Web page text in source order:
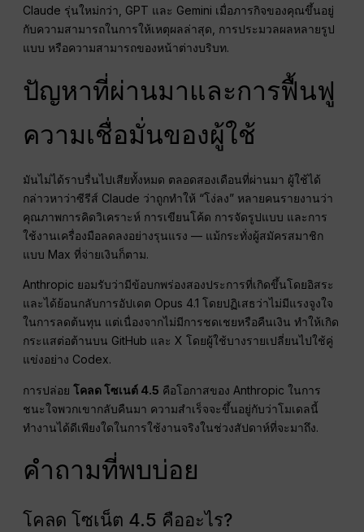
Claude รุ่นใหม่กว่า, GPT และ Gemini เมื่อภารกิจของคุณขึ้นอยู่
กับความสามารถในการให้เหตุผลล่าสุด, การประมวลผลหลายรูป
แบบ หรือความสามารถของหน้าต่างบริบท.
ปัญหาที่ผ่านมาและการฟื้นฟู
ความเชื่อมั่นของผู้ใช้
มันไม่ได้ราบรื่นไปเสียทั้งหมด ตลอดสองเดือนที่ผ่านมา ผู้ใช้ได้
กล่าวหาว่าซีรีส์ Claude ว่าถูกทำให้ “โง่ลง” หลายคนรายงานว่า
คุณภาพการคิดวิเคราะห์ การเขียนโค้ด การจัดรูปแบบ และการ
ใช้งานเครื่องมือลดลงอย่างรุนแรง — แม้กระทั่งผู้สมัครสมาชิก
แบบ Max ที่จ่ายเงินก็ตาม.
Anthropic ยอมรับว่ามีข้อบกพร่องสองประการที่เกิดขึ้นโดยอิสระ
และได้ย้อนกลับการอัปเดต Opus 4.1 โดยปฏิเสธว่าไม่มีแรงจูงใจ
ในการลดต้นทุน แต่เนื่องจากไม่มีการชดเชยหรือคืนเงิน ทำให้เกิด
กระแสต่อต้านบน GitHub และ X โดยผู้ใช้บางรายเปลี่ยนไปใช้คู่
แข่งอย่าง Codex.
การปล่อยโคลด โซเนต์ 4.5 คือโอกาสของ Anthropic ในการ
ชนะใจพวกเขากลับคืนมา ความสำเร็จจะขึ้นอยู่กับว่าโมเดลนี้
ทำงานได้ดีเพียงใดในการใช้งานจริงในช่วงสัปดาห์ที่จะมาถึง.
คำถามที่พบบ่อย
โคลด โซเน็ต 4.5 คืออะไร?